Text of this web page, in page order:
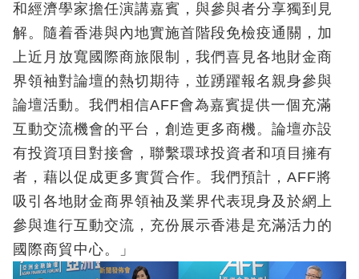
和經濟學家擔任演講嘉賓，與參與者分享獨到見
解。隨着香港與內地實施首階段免檢疫通關，加
上近月放寬國際商旅限制，我們喜見各地財金商
界領袖對論壇的熱切期待，並踴躍報名親身參與
論壇活動。我們相信AFF會為嘉賓提供一個充滿
互動交流機會的平台，創造更多商機。論壇亦設
有投資項目對接會，聯繫環球投資者和項目擁有
者，藉以促成更多實質合作。我們預計，AFF將
吸引各地財金商界領袖及業界代表現身及於網上
參與進行互動交流，充份展示香港是充滿活力的
國際商貿中心。」